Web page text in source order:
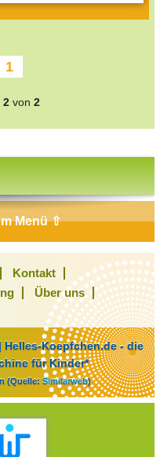
1
2 von 2
Menü ⇧
Kontakt
Über uns
Helles-Koepfchen.de - die
für Kinder*
(Quelle: Similarweb)